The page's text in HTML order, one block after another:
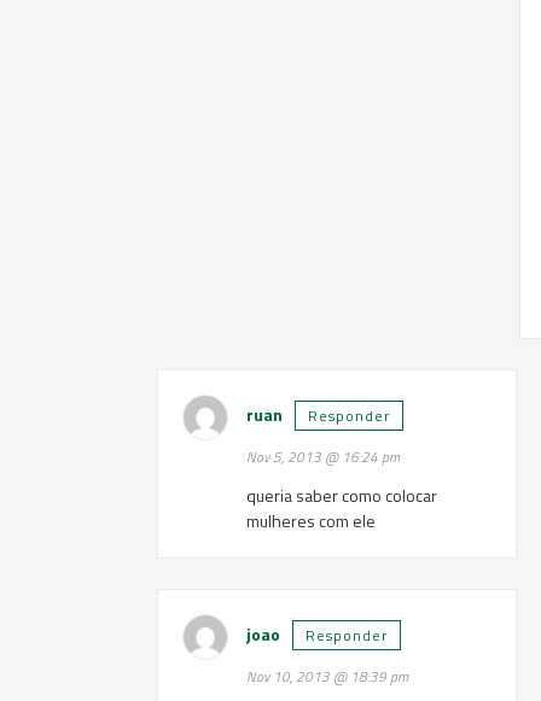
ruan Responder
Nov 5, 2013 @ 16:24 pm
queria saber como colocar
mulheres com ele
joao Responder
Nov 10, 2013 @ 18:39 pm